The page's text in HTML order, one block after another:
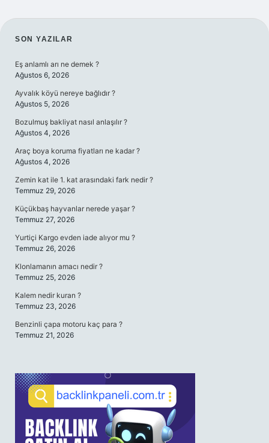
SIDEBAR
SON YAZILAR
Eş anlamlı arı ne demek ?
Ağustos 6, 2026
Ayvalık köyü nereye bağlıdır ?
Ağustos 5, 2026
Bozulmuş bakliyat nasıl anlaşılır ?
Ağustos 4, 2026
Araç boya koruma fiyatları ne kadar ?
Ağustos 4, 2026
Zemin kat ile 1. kat arasındaki fark nedir ?
Temmuz 29, 2026
Küçükbaş hayvanlar nerede yaşar ?
Temmuz 27, 2026
Yurtiçi Kargo evden iade alıyor mu ?
Temmuz 26, 2026
Klonlamanın amacı nedir ?
Temmuz 25, 2026
Kalem nedir kuran ?
Temmuz 23, 2026
Benzinli çapa motoru kaç para ?
Temmuz 21, 2026